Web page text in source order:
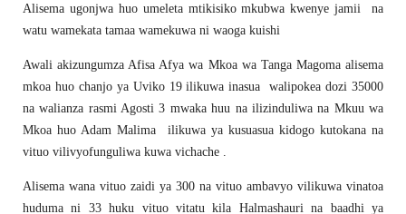
Alisema ugonjwa huo umeleta mtikisiko mkubwa kwenye jamii na
watu wamekata tamaa wamekuwa ni waoga kuishi
Awali akizungumza Afisa Afya wa Mkoa wa Tanga Magoma alisema
mkoa huo chanjo ya Uviko 19 ilikuwa inasua walipokea dozi 35000
na walianza rasmi Agosti 3 mwaka huu na ilizinduliwa na Mkuu wa
Mkoa huo Adam Malima ilikuwa ya kusuasua kidogo kutokana na
vituo vilivyofunguliwa kuwa vichache .
Alisema wana vituo zaidi ya 300 na vituo ambavyo vilikuwa vinatoa
huduma ni 33 huku vituo vitatu kila Halmashauri na baadhi ya